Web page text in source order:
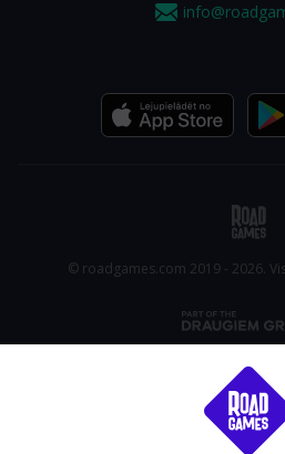
© roadgames.com 2019 - 2026.